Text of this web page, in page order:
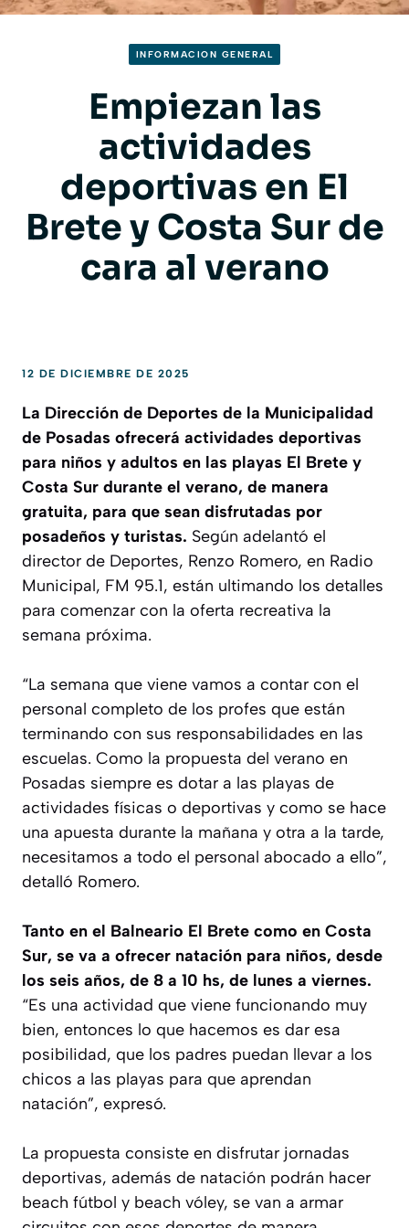
INFORMACION GENERAL
Empiezan las
actividades
deportivas en El
Brete y Costa Sur de
cara al verano
12 DE DICIEMBRE DE 2025
La Dirección de Deportes de la Municipalidad
de Posadas ofrecerá actividades deportivas
para niños y adultos en las playas El Brete y
Costa Sur durante el verano, de manera
gratuita, para que sean disfrutadas por
posadeños y turistas. Según adelantó el
director de Deportes, Renzo Romero, en Radio
Municipal, FM 95.1, están ultimando los detalles
para comenzar con la oferta recreativa la
semana próxima.
“La semana que viene vamos a contar con el
personal completo de los profes que están
terminando con sus responsabilidades en las
escuelas. Como la propuesta del verano en
Posadas siempre es dotar a las playas de
actividades físicas o deportivas y como se hace
una apuesta durante la mañana y otra a la tarde,
necesitamos a todo el personal abocado a ello”,
detalló Romero.
Tanto en el Balneario El Brete como en Costa
Sur, se va a ofrecer natación para niños, desde
los seis años, de 8 a 10 hs, de lunes a viernes.
“Es una actividad que viene funcionando muy
bien, entonces lo que hacemos es dar esa
posibilidad, que los padres puedan llevar a los
chicos a las playas para que aprendan
natación”, expresó.
La propuesta consiste en disfrutar jornadas
deportivas, además de natación podrán hacer
beach fútbol y beach vóley, se van a armar